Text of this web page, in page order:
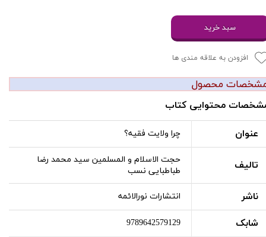
سبد خرید
افزودن به علاقه مندی ها
محصول
محتوایی کتاب
عنوان چرا ولایت فقیه؟
تالیف
حجت الاسلام و المسلمین سید محمد رضا
طباطبایی نسب
ناشر انتشارات نورالائمه
شابک 9789642579129